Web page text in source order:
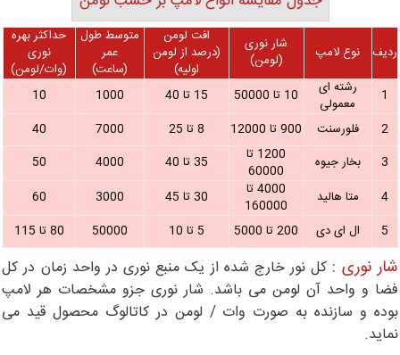
ردیف نوع لامپ
شار نوری
(لومن)
افت لومن
(درصد از لومن
اولیه)
متوسط طول
عمر
(ساعت)
حداکثر بهره
نوری
(وات/لومن)
1
رشته ای
معمولی
10 تا 50000 15 تا 40 1000
10
2
فلورسنت 900 تا 12000 8 تا 25 7000
40
3
بخار جیوه
1200 تا
60000
35 تا 40 4000
50
4
متا هالید
4000 تا
160000
30 تا 45 3000
60
5
ال ای دی 200 تا 5000 5 تا 10 50000 80 تا 115
شار نوری : کل نور خارج شده از یک منبع نوری در واحد زمان در کل
فضا و واحد آن لومن می باشد. شار نوری جزو مشخصات هر لامپ
بوده و سازنده به صورت وات / لومن در کاتالوگ محصول قید می
نماید.